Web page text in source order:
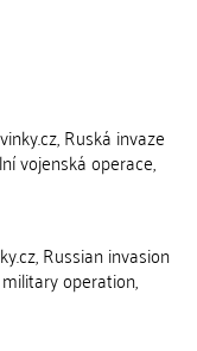
Ruská invaze
vojenská operace,
Russian invasion
operation,